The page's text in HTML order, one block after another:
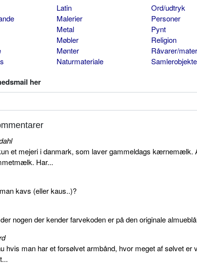
Latin
Malerier
Metal
Møbler
Mønter
Naturmateriale
Ord/udtryk
Personer
Pynt
Religion
Råvarer/
her
et mejeri i danmark, som laver gammeldags
Har...
kavs (eller kaus..)?
nogen der kender farvekoden er på den originale
hvis man har et forsølvet armbånd, hvor meget af sølvet